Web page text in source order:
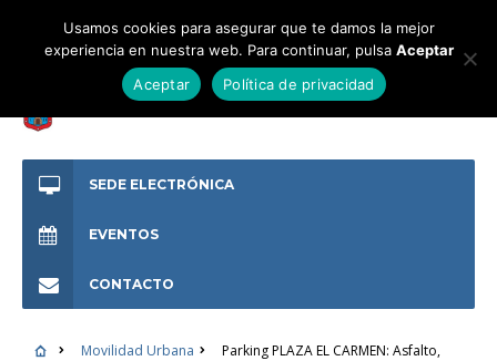
SEDE ELECTRÓNICA
EVENTOS
CONTACTO
Movilidad Urbana
Parking PLAZA EL CARMEN: Asfalto,
Usamos cookies para asegurar que te damos la mejor
experiencia en nuestra web. Para continuar, pulsa Aceptar
Aceptar
Política de privacidad